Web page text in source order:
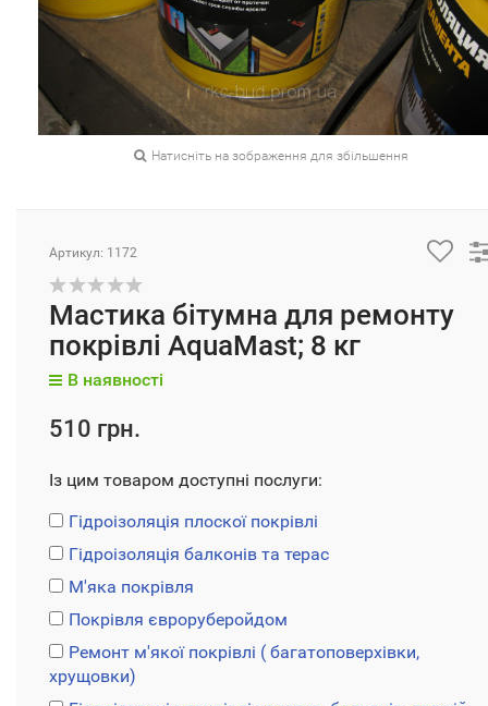
Натисніть на зображення для збільшення
Артикул: 1172
Мастика бітумна для ремонту
покрівлі AquaMast; 8 кг
В наявності
510 грн.
Із цим товаром доступні послуги:
Гідроізоляція плоскої покрівлі
Гідроізоляція балконів та терас
М'яка покрівля
Покрівля євроруберойдом
Ремонт м'якої покрівлі ( багатоповерхівки,
хрущовки)